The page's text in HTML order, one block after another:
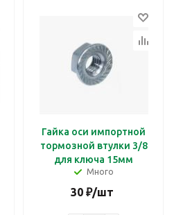
Гайка оси импортной
тормозной втулки 3/8
для ключа 15мм
Много
30 ₽/шт